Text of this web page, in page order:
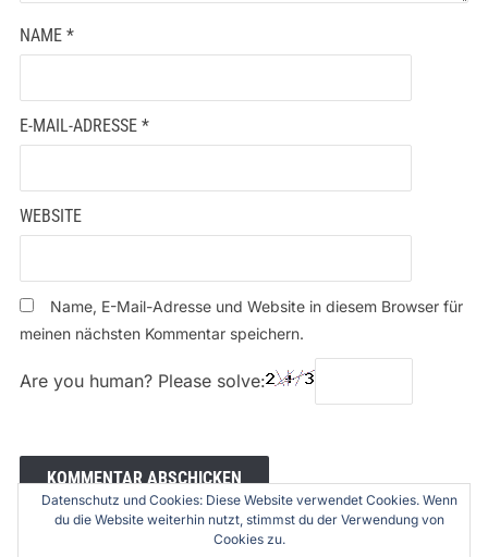
NAME *
E-MAIL-ADRESSE *
WEBSITE
Name, E-Mail-Adresse und Website in diesem Browser für
meinen nächsten Kommentar speichern.
Are you human? Please solve:
Datenschutz und Cookies: Diese Website verwendet Cookies. Wenn
du die Website weiterhin nutzt, stimmst du der Verwendung von
Cookies zu.